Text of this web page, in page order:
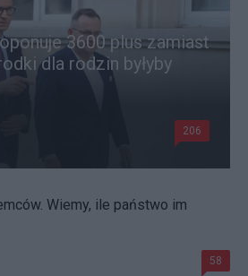
3600 plus zamiast
dla rodzin byłyby
206
Wiemy, ile państwo im
58